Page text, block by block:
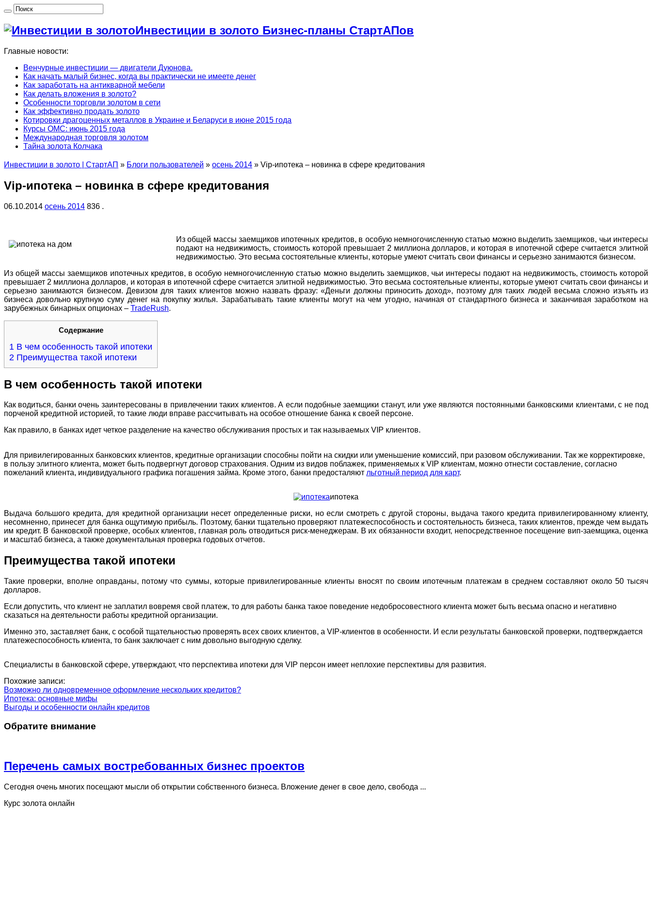
Инвестиции в золото Бизнес-планы СтартАПов
Главные новости:
Венчурные инвестиции — двигатели Дуюнова.
Как начать малый бизнес, когда вы практически не имеете денег
Как заработать на антикварной мебели
Как делать вложения в золото?
Особенности торговли золотом в сети
Как эффективно продать золото
Котировки драгоценных металлов в Украине и Беларуси в июне 2015 года
Курсы ОМС: июнь 2015 года
Международная торговля золотом
Тайна золота Колчака
Инвестиции в золото | СтартАП » Блоги пользователей » осень 2014 » Vip-ипотека – новинка в сфере кредитования
Vip-ипотека – новинка в сфере кредитования
06.10.2014 осень 2014 836 .
Из общей массы заемщиков ипотечных кредитов, в особую немногочисленную статью можно выделить заемщиков, чьи интересы
подают на недвижимость, стоимость которой превышает 2 миллиона долларов, и которая в ипотечной сфере считается элитной
недвижимостью. Это весьма состоятельные клиенты, которые умеют считать свои финансы и серьезно занимаются бизнесом.
Из общей массы заемщиков ипотечных кредитов, в особую немногочисленную статью можно выделить заемщиков, чьи интересы подают на недвижимость, стоимость которой
превышает 2 миллиона долларов, и которая в ипотечной сфере считается элитной недвижимостью. Это весьма состоятельные клиенты, которые умеют считать свои финансы и
серьезно занимаются бизнесом. Девизом для таких клиентов можно назвать фразу: «Деньги должны приносить доход», поэтому для таких людей весьма сложно изъять из
бизнеса довольно крупную суму денег на покупку жилья. Зарабатывать такие клиенты могут на чем угодно, начиная от стандартного бизнеса и заканчивая заработком на
зарубежных бинарных опционах – TradeRush.
Содержание
1 В чем особенность такой ипотеки
2 Преимущества такой ипотеки
В чем особенность такой ипотеки
Как водиться, банки очень заинтересованы в привлечении таких клиентов. А если подобные заемщики станут, или уже являются постоянными банковскими клиентами, с не под
порченой кредитной историей, то такие люди вправе рассчитывать на особое отношение банка к своей персоне.
Как правило, в банках идет четкое разделение на качество обслуживания простых и так называемых VIP клиентов.
Для привилегированных банковских клиентов, кредитные организации способны пойти на скидки или уменьшение комиссий, при разовом обслуживании. Так же корректировке,
в пользу элитного клиента, может быть подвергнут договор страхования. Одним из видов поблажек, применяемых к VIP клиентам, можно отнести составление, согласно
пожеланий клиента, индивидуального графика погашения займа. Кроме этого, банки предосталяют льготный период для карт.
ипотека
Выдача большого кредита, для кредитной организации несет определенные риски, но если смотреть с другой стороны, выдача такого кредита привилегированному клиенту,
несомненно, принесет для банка ощутимую прибыль. Поэтому, банки тщательно проверяют платежеспособность и состоятельность бизнеса, таких клиентов, прежде чем выдать
им кредит. В банковской проверке, особых клиентов, главная роль отводиться риск-менеджерам. В их обязанности входит, непосредственное посещение вип-заемщика, оценка
и масштаб бизнеса, а также документальная проверка годовых отчетов.
Преимущества такой ипотеки
Такие проверки, вполне оправданы, потому что суммы, которые привилегированные клиенты вносят по своим ипотечным платежам в среднем составляют около 50 тысяч
долларов.
Если допустить, что клиент не заплатил вовремя свой платеж, то для работы банка такое поведение недобросовестного клиента может быть весьма опасно и негативно
сказаться на деятельности работы кредитной организации.
Именно это, заставляет банк, с особой тщательностью проверять всех своих клиентов, а VIP-клиентов в особенности. И если результаты банковской проверки, подтверждается
платежеспособность клиента, то банк заключает с ним довольно выгодную сделку.
Специалисты в банковской сфере, утверждают, что перспектива ипотеки для VIP персон имеет неплохие перспективы для развития.
Похожие записи:
Возможно ли одновременное оформление нескольких кредитов?
Ипотека: основные мифы
Выгоды и особенности онлайн кредитов
Обратите внимание
Перечень самых востребованных бизнес проектов
Сегодня очень многих посещают мысли об открытии собственного бизнеса. Вложение денег в свое дело, свобода ...
Курс золота онлайн